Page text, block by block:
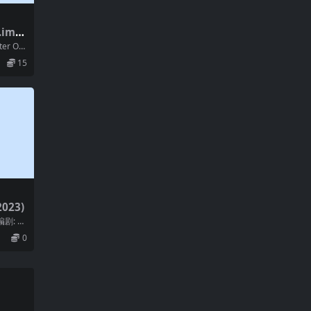
Oli
15
剧: 鲁
·贡
0